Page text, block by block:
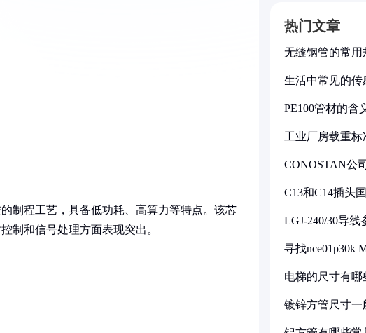
制程工艺，具备低功耗、高算力等特点。该芯
制和信号处理方面表现突出。
热门文章
无缝钢管的常用
生活中常见的传
PE100管材的含
工业厂房载重
CONOSTAN公
C13和C14插头
LGJ-240/30导
寻找nce01p30k
电梯的尺寸有哪
镀锌方管尺寸一